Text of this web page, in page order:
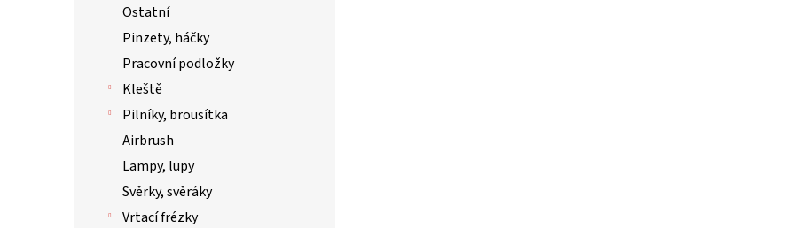
Ostatní
Pinzety, háčky
Pracovní podložky
Kleště
Pilníky, brousítka
Airbrush
Lampy, lupy
Svěrky, svěráky
Vrtací frézky